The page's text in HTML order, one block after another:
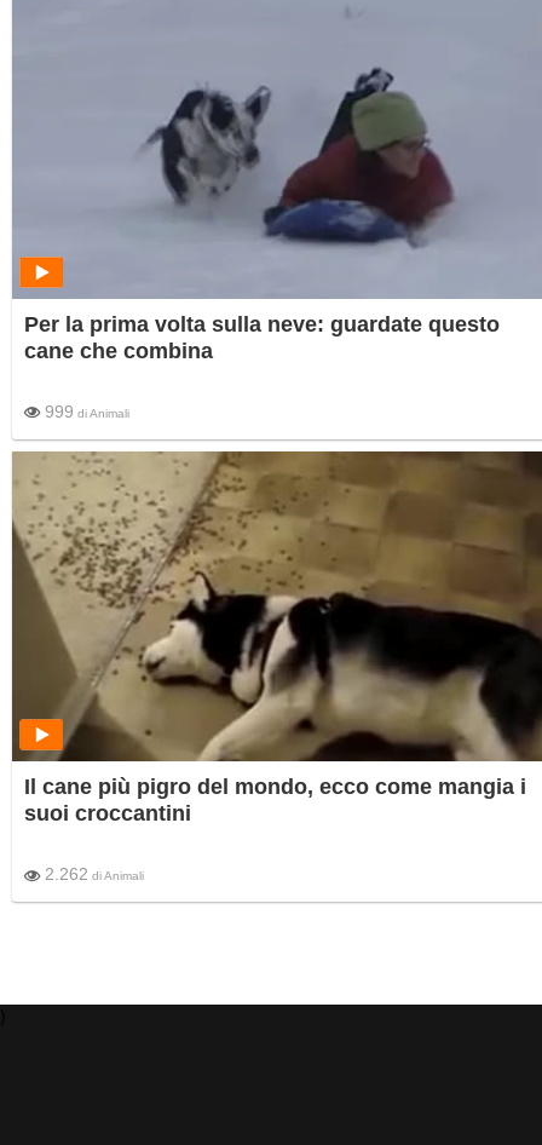
Per la prima volta sulla neve: guardate questo
cane che combina
999 diAnimali
Il cane più pigro del mondo, ecco come mangia i
suoi croccantini
2.262 diAnimali